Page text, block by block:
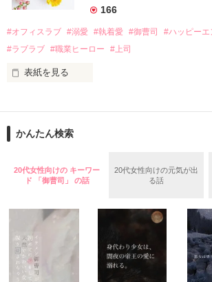
夏木美桜(なつきみお)
鳴海哲平 (なるみてっぺい)
2026.6.5～2026.7.25
＊以前、公開していた話の改稿版です＊
作品を読む
なぜか恭司から飼い猫の世話係を命じられ
の関係となってしまい――？
166
#オフィスラブ #溺愛 #執着愛 #御曹司 #ハッピーエ
#ラブラブ #職業ヒーロー #上司
表紙を見る
ションの企画戦略室で働いている。
めた、同期で恋人の石垣守（26）がいるのだ
いた。
守と由羅から『便利屋雛子』と馬鹿にされ
た上、同居まで提案してきて──？
鷹哉『宜しくな、俺の雛子』🦅
雛子『俺の……ひぃ、雛子？！！！』🐥
かんたん検索
20代女性向けの キーワー
ド 「御曹司」 の話
20代女性向けの元気が出
る話